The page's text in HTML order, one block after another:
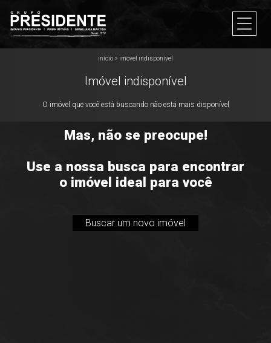
início > imóvel indisponível
Imóvel indisponível
O imóvel que você está buscando não está mais disponível
Mas, não se preocupe!
Use a nossa busca para encontrar
o imóvel ideal para você
Buscar um novo imóvel